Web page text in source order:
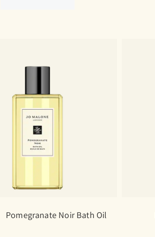
Pomegranate Noir Bath Oil